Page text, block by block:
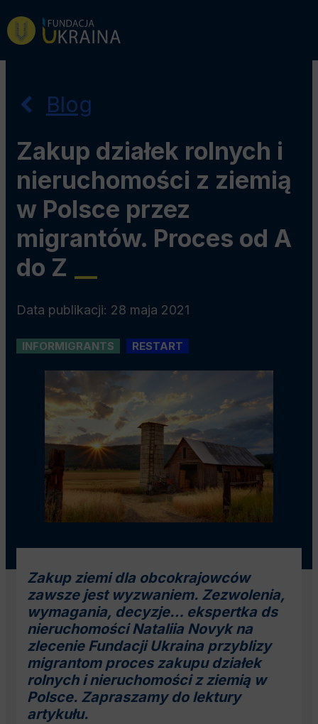
Przejdź
do
Przejdź
do
Przejdź
do
Blog
Zakup działek rolnych i
nieruchomości z ziemią
w Polsce przez
migrantów. Proces od A
do Z
Data publikacji: 28 maja 2021
INFORMIGRANTS RESTART
Zakup ziemi dla obcokrajowców
zawsze jest wyzwaniem. Zezwolenia,
wymagania, decyzje… ekspertka ds
nieruchomościNataliia Novykna
zlecenie Fundacji Ukraina przyblizy
migrantom proces zakupu działek
rolnych i nieruchomości z ziemią w
Polsce. Zapraszamy do lektury
artykułu.